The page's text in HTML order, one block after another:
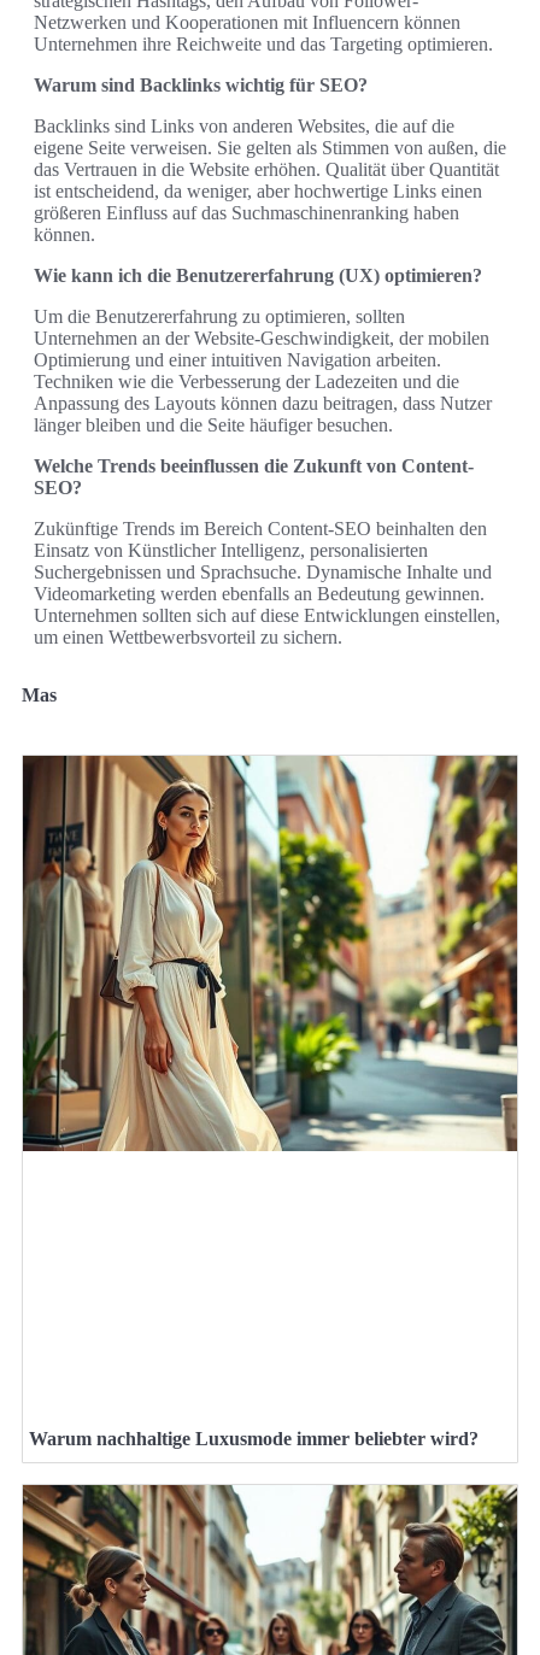
Netzwerken und Kooperationen mit Influencern können
Unternehmen ihre Reichweite und das Targeting optimieren.
Warum sind Backlinks wichtig für SEO?
Backlinks sind Links von anderen Websites, die auf die
eigene Seite verweisen. Sie gelten als Stimmen von außen, die
das Vertrauen in die Website erhöhen. Qualität über Quantität
ist entscheidend, da weniger, aber hochwertige Links einen
größeren Einfluss auf das Suchmaschinenranking haben
können.
Wie kann ich die Benutzererfahrung (UX) optimieren?
Um die Benutzererfahrung zu optimieren, sollten
Unternehmen an der Website-Geschwindigkeit, der mobilen
Optimierung und einer intuitiven Navigation arbeiten.
Techniken wie die Verbesserung der Ladezeiten und die
Anpassung des Layouts können dazu beitragen, dass Nutzer
länger bleiben und die Seite häufiger besuchen.
Welche Trends beeinflussen die Zukunft von Content-
SEO?
Zukünftige Trends im Bereich Content-SEO beinhalten den
Einsatz von Künstlicher Intelligenz, personalisierten
Suchergebnissen und Sprachsuche. Dynamische Inhalte und
Videomarketing werden ebenfalls an Bedeutung gewinnen.
Unternehmen sollten sich auf diese Entwicklungen einstellen,
um einen Wettbewerbsvorteil zu sichern.
Mas
Warum nachhaltige Luxusmode immer beliebter wird?